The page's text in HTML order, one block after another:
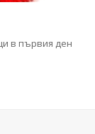
в първия ден